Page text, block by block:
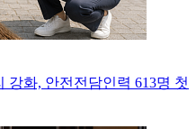
강화, 안전전담인력 613명 첫